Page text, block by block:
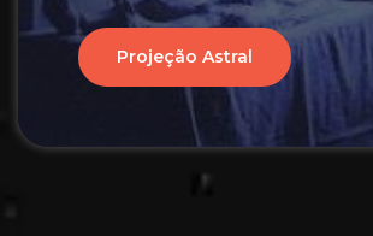
Projeção Astral